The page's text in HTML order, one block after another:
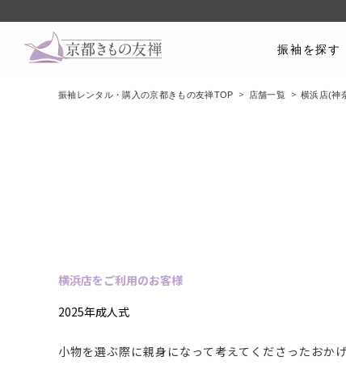
振袖を探す
振袖レンタル・購入の京都きもの友禅TOP 店舗一覧 横浜店(神
横浜店をご利用のお客様
2025年成人式
小物を選ぶ際に親身になって考えてくださったおか